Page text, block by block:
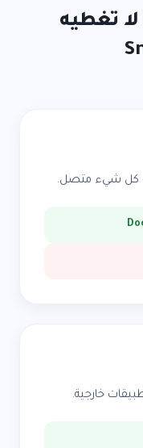
تغطيه
— كل شيء متصل.
خارجية.